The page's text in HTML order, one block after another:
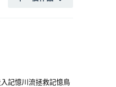
記憶川流拯救記憶鳥